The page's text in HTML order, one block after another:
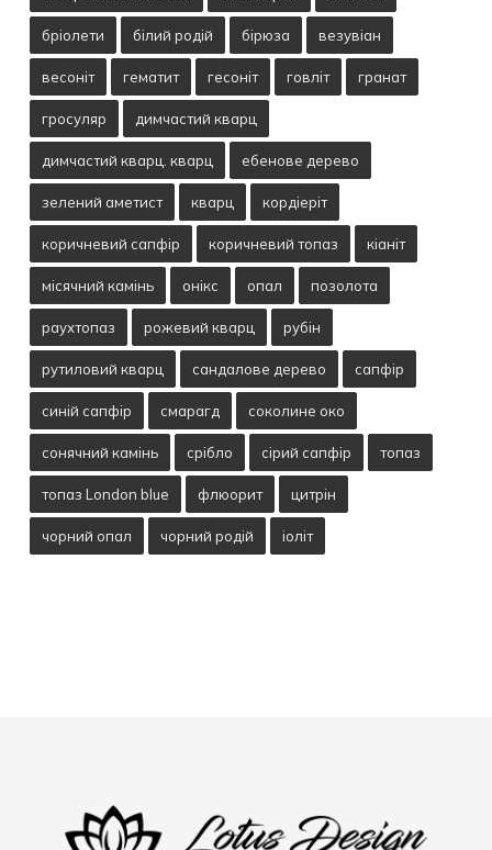
бріолети білий родій бірюза везувіан
весоніт гематит гесоніт говліт гранат
гросуляр димчастий кварц
димчастий кварц. кварц ебенове дерево
зелений аметист кварц кордіеріт
коричневий сапфір коричневий топаз кіаніт
місячний камінь онікс опал позолота
раухтопаз рожевий кварц рубін
рутиловий кварц сандалове дерево сапфір
синій сапфір смарагд соколине око
сонячний камінь срібло сірий сапфір топаз
топаз London blue флюорит цитрін
чорний опал чорний родій іоліт